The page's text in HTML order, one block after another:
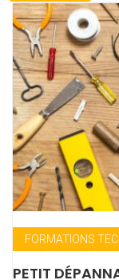
FORMATIONS
PETIT